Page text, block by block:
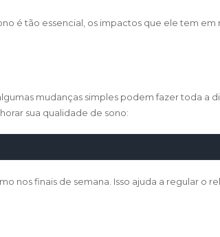
é tão essencial, os impactos que ele tem
mudanças simples podem fazer toda a
sua qualidade de sono:
nos finais de semana. Isso ajuda a regular o